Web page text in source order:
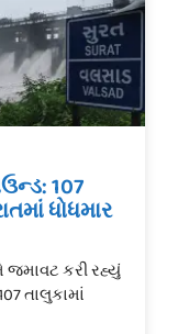
107
ધોધમાર
જમાવટ કરી રહ્યું
તાલુકામાં